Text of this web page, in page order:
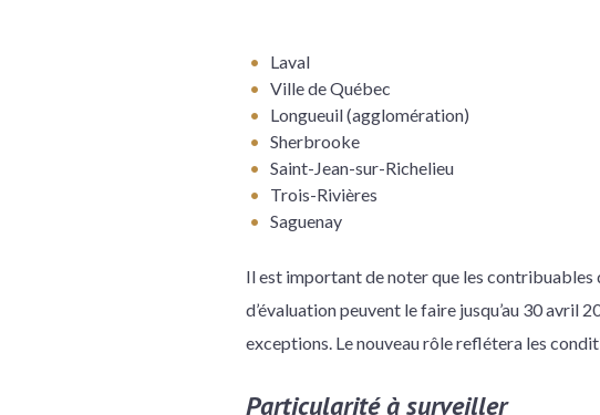
Laval
Ville de Québec
Longueuil (agglomération)
Sherbrooke
Saint-Jean-sur-Richelieu
Trois-Rivières
Saguenay
Il est important de noter que les contribuables
d’évaluation peuvent le faire jusqu’au 30 avril
exceptions. Le nouveau rôle reflétera les
Particularité à surveiller